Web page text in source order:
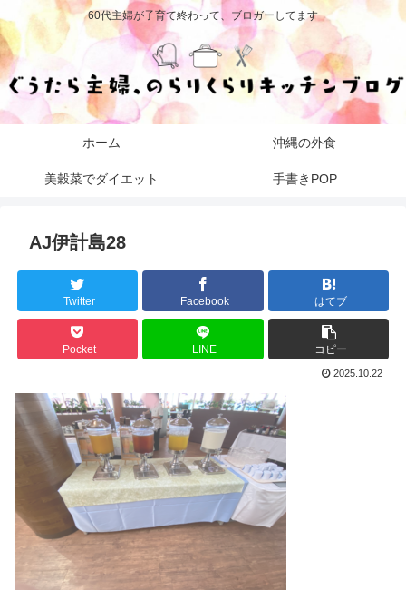
60代主婦が子育て終わって、ブロガーしてます
ホーム 沖縄の外食
美穀菜でダイエット 手書きPOP
AJ伊計島28
Twitter Facebook はてブ
Pocket LINE コピー
2025.10.22